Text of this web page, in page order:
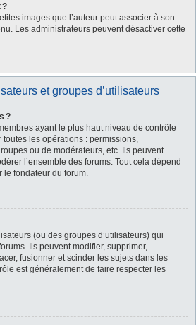
?
images que l’auteur peut associer à son
Les administrateurs peuvent désactiver cette
et groupes d’utilisateurs
?
ayant le plus haut niveau de contrôle
les opérations : permissions,
ou de modérateurs, etc. Ils peuvent
l’ensemble des forums. Tout cela dépend
le fondateur du forum.
(ou des groupes d’utilisateurs) qui
Ils peuvent modifier, supprimer,
fusionner et scinder les sujets dans les
est généralement de faire respecter les